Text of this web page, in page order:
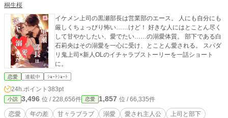
桐生桜
イケメン上司の黒瀬部長は営業部のエース。 人にも自分にも
厳しくちょっぴり怖い……けど！ 好きな人にはとことん尽く
して甘やかしたい、愛でたい……の溺愛体質。 部下である白
石莉央はその溺愛を一心に受け、とことん愛される。 スパダ
リ鬼上司×新人OLのイチャラブストーリーを一話ショート
に。
恋愛 連載中 ｼｮｰﾄｼｮｰﾄ
24h.ポイント 383pt
小説 3,496 位 / 228,656件 恋愛 1,857 位 / 66,335件
恋愛 年の差 甘々ラブラブ 溺愛 愛され主人公
上司と部下